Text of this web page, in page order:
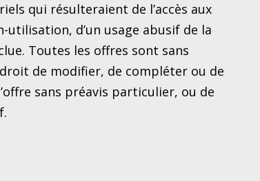
qui résulteraient de l’accès aux
d’un usage abusif de la
Toutes les offres sont sans
de modifier, de compléter ou de
sans préavis particulier, ou de